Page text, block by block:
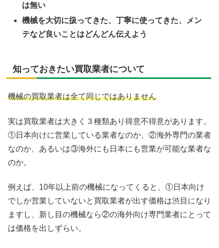
は無い
機械を大切に扱ってきた、丁寧に使ってきた、メン
テなど良いことはどんどん伝えよう
知っておきたい買取業者について
機械の買取業者は全て同じではありません
実は買取業者は大きく３種類あり得意不得意があります。
①日本向けに営業している業者なのか、②海外専門の業者
なのか、あるいは③海外にも日本にも営業が可能な業者な
のか。
例えば、10年以上前の機械になってくると、①日本向け
でしか営業していないと買取業者が出す価格は渋目になり
ますし、新し目の機械なら②の海外向け専門業者にとって
は価格を出しずらい。